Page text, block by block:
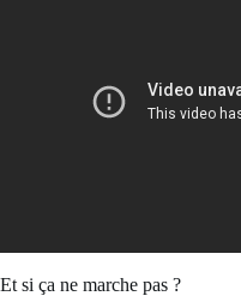
Et si ça ne marche pas ?